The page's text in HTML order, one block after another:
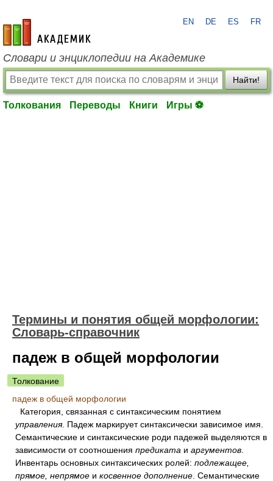
academic.ru
EN DE ES FR
Словари и энциклопедии на Академике
Найти!
Толкования Переводы Книги Игры ⚽
Термины и понятия общей морфологии:
Словарь-справочник
падеж в общей морфологии
Толкование
падеж в общей морфологии
Категория, связанная с синтаксическим понятием
управления. Падеж маркирует синтаксически зависимое имя.
Семантические и синтаксические роди падежей выделяются в
зависимости от соотношения предиката и аргументов
Инвентарь основных синтаксических ролей: подлежащее,
прямое, непрямое и косвенное дополнение . Семантические